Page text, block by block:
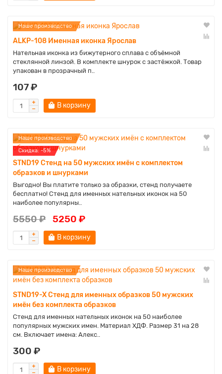
Наше производство
ALKP-108 Именная иконка Ярослав
Нательная иконка из бижутерного сплава с объёмной
стеклянной линзой. В комплекте шнурок с застёжкой. Товар
упакован в прозрачный п..
107 ₽
В корзину
Наше производство
Cкидка: -5%
STND19 Стенд на 50 мужских имён с комплектом
образков и шнурками
Выгодно! Вы платите только за образки, стенд получаете
бесплатно! Стенд для именных нательных иконок на 50
наиболее популярны..
5550 ₽ 5250 ₽
В корзину
Наше производство
STND19-X Стенд для именных образков 50 мужских
имён без комплекта образков
Стенд для именных нательных иконок на 50 наиболее
популярных мужских имен. Материал ХДФ. Размер 31 на 28
см. Включает имена: Алекс..
300 ₽
В корзину